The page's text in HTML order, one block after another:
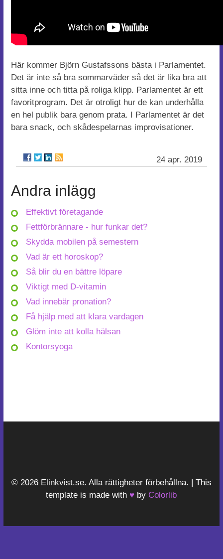
Här kommer Björn Gustafssons bästa i Parlamentet.
Det är inte så bra sommarväder så det är lika bra att
sitta inne och titta på roliga klipp. Parlamentet är ett
favoritprogram. Det är otroligt hur de kan underhålla
en hel publik bara genom prata. I Parlamentet är det
bara snack, och skådespelarnas improvisationer.
24 apr. 2019
Andra inlägg
Effektivt företagande
Fettförbrännare - hur funkar det?
Skydda mobilen på semestern
Vad är ett horoskop?
Så blir du en bättre löpare
Viktigt med D-vitamin
Vad innebär pronation?
Få hjälp med att klara vardagen
Glöm inte att kolla hälsan
Kontorsyoga
© 2026 Elinkvist.se. Alla rättigheter förbehållna. | This
template is made with ♥ by Colorlib